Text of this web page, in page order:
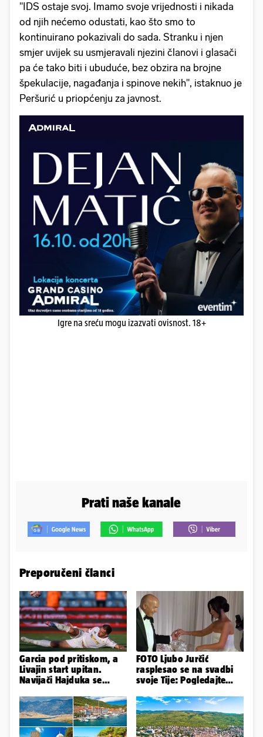
"IDS ostaje svoj. Imamo svoje vrijednosti i nikada
od njih nećemo odustati, kao što smo to
kontinuirano pokazivali do sada. Stranku i njen
smjer uvijek su usmjeravali njezini članovi i glasači
pa će tako biti i ubuduće, bez obzira na brojne
špekulacije, nagađanja i spinove nekih", istaknuo je
Peršurić u priopćenju za javnost.
Igre na sreću mogu izazvati ovisnost. 18+
Prati naše kanale
Preporučeni članci
Garcia pod pritiskom, a
Livajin start upitan.
Navijači Hajduka se
straha
FOTO Ljubo Jurčić
rasplesao se na svadbi
svoje Tije: Pogledajte
vjenčanje...